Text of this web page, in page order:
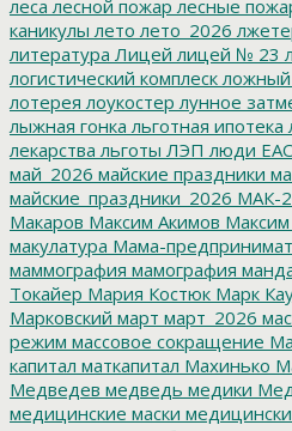
леса лесной пожар лесные
каникулы лето лето_2026
литература Лицей лицей № 23
логистический комплеск
лотерея лоукостер лунное
лыжная гонка льготная ипотека
лекарства льготы ЛЭП люди
май_2026 майские праздники
майские_праздники_2026 МАК-
Макаров Максим Акимов
макулатура Мама-
маммография мамография
Токайер Мария Костюк Марк
Марковский март март_2026
режим массовое сокращение
капитал маткапитал Махинько
Медведев медведь медики
медицинские маски